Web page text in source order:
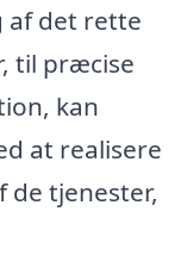
af det rette
til præcise
kan
at realisere
de tjenester,